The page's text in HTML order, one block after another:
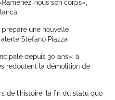
nous son corps»,
une nouvelle
Stefano Piazza
depuis 30 ans»: à
redoutent la démolition de
de l’histoire: la fin du statu quo